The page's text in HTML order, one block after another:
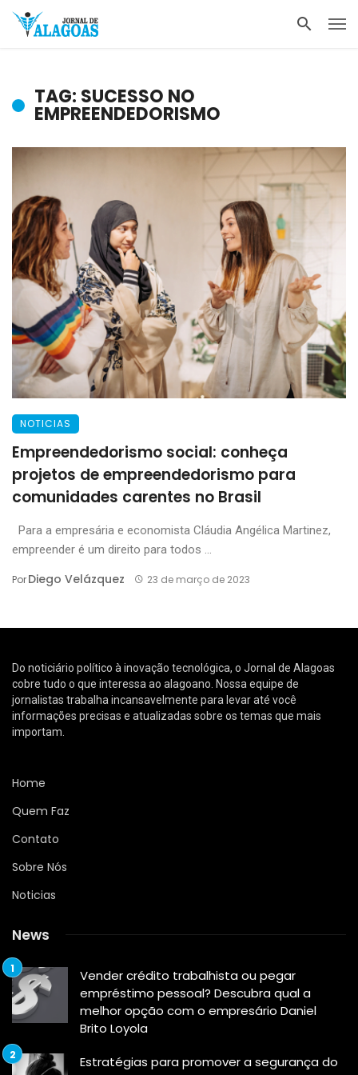
TAG: SUCESSO NO
EMPREENDEDORISMO
NOTICIAS
Empreendedorismo social: conheça
projetos de empreendedorismo para
comunidades carentes no Brasil
Para a empresária e economista Cláudia Angélica Martinez,
empreender é um direito para todos ...
PorDiego Velázquez 23 de março de 2023
Do noticiário político à inovação tecnológica, o Jornal de Alagoas
cobre tudo o que interessa ao alagoano. Nossa equipe de
jornalistas trabalha incansavelmente para levar até você
informações precisas e atualizadas sobre os temas que mais
importam.
Home
Quem Faz
Contato
Sobre Nós
Noticias
News
Vender crédito trabalhista ou pegar
empréstimo pessoal? Descubra qual a
melhor opção com o empresário Daniel
Brito Loyola
Estratégias para promover a segurança do